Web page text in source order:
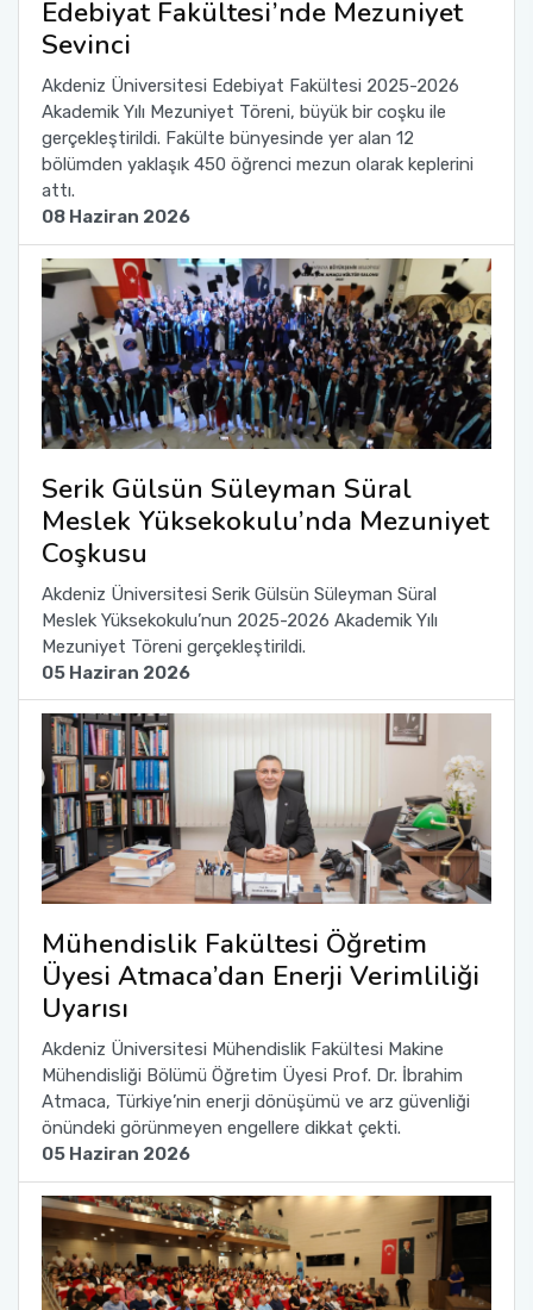
Edebiyat Fakültesi’nde Mezuniyet
Sevinci
Akdeniz Üniversitesi Edebiyat Fakültesi 2025-2026
Akademik Yılı Mezuniyet Töreni, büyük bir coşku ile
gerçekleştirildi. Fakülte bünyesinde yer alan 12
bölümden yaklaşık 450 öğrenci mezun olarak keplerini
attı.
08 Haziran 2026
Serik Gülsün Süleyman Süral
Meslek Yüksekokulu’nda Mezuniyet
Coşkusu
Akdeniz Üniversitesi Serik Gülsün Süleyman Süral
Meslek Yüksekokulu’nun 2025-2026 Akademik Yılı
Mezuniyet Töreni gerçekleştirildi.
05 Haziran 2026
Mühendislik Fakültesi Öğretim
Üyesi Atmaca’dan Enerji Verimliliği
Uyarısı
Akdeniz Üniversitesi Mühendislik Fakültesi Makine
Mühendisliği Bölümü Öğretim Üyesi Prof. Dr. İbrahim
Atmaca, Türkiye’nin enerji dönüşümü ve arz güvenliği
önündeki görünmeyen engellere dikkat çekti.
05 Haziran 2026
2022-2026 Stratejik Planı
Faaliyet Raporları
Akademik Tören
İlahiyat Fakültesi
İletişim Fakültesi
Kemer Denizcilik Fakültesi
Kumluca Sağlık Bilimleri Fakültesi
Manavgat Sosyal ve Beşeri Bilimler Fakültesi
Manavgat Turizm Fakültesi
Manavgat Yabancı Diller Fakültesi
Mühendislik Fakültesi
Sağlık Bilimleri Fakültesi
Serik İşletme Fakültesi
Spor Bilimleri Fakültesi
Su Ürünleri Fakültesi
Tıp Fakültesi
Turizm Fakültesi
Uygulamalı Bilimler Fakültesi
Ziraat Fakültesi
Sağlık Hizmetleri MYO
Serik Gülsün Süleyman Süral MYO
Sosyal Bilimler MYO
Teknik Bilimler MYO
Yapı İşleri ve Teknik Daire Başkanlığı
Uluslararası İlişkiler Ofisi
Mezun Bilgi Sistemi
Sıkça Sorulan Sorular
Online Sağlık Hizmetleri Randevu Sistemi
Yönetim Sistemi)
AB Projeleri
TÜBİTAK Projeleri
Web of Science